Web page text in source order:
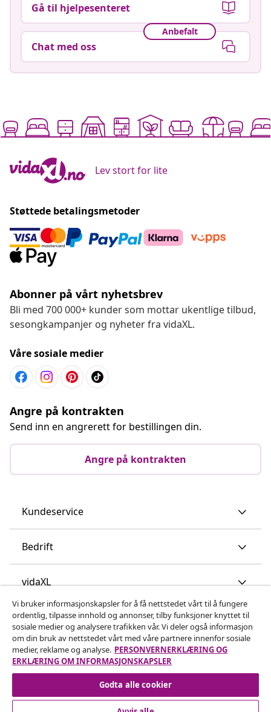
Gå til hjelpesenteret
Anbefalt
Chat med oss
Lev stort for lite
Støttede betalingsmetoder
Abonner på vårt nyhetsbrev
Bli med 700 000+ kunder som mottar ukentlige tilbud,
sesongkampanjer og nyheter fra vidaXL.
Våre sosiale medier
Angre på kontrakten
Send inn en angrerett for bestillingen din.
Angre på kontrakten
Kundeservice
Bedrift
vidaXL
Oppdag mer
Vi bruker informasjonskapsler for å få nettstedet vårt til å fungere
ordentlig, tilpasse innhold og annonser, tilby funksjoner knyttet til
sosiale medier og analysere trafikken vår. Vi deler også informasjon
om din bruk av nettstedet vårt med våre partnere innenfor sosiale
medier, reklame og analyse. PERSONVERNERKLÆRING OG
ERKLÆRING OM INFORMASJONSKAPSLER
Godta alle cookier